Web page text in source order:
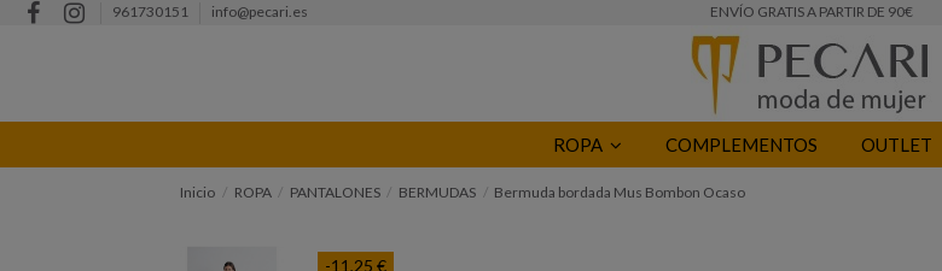
961730151 info@pecari.es ENVÍO GRATIS A PARTIR DE 90€
ROPA COMPLEMENTOS OUTLET
Inicio ROPA PANTALONES BERMUDAS Bermuda bordada Mus Bombon Ocaso
-11,25 €